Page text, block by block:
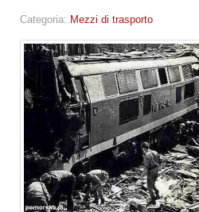
Categoria: Mezzi di trasporto